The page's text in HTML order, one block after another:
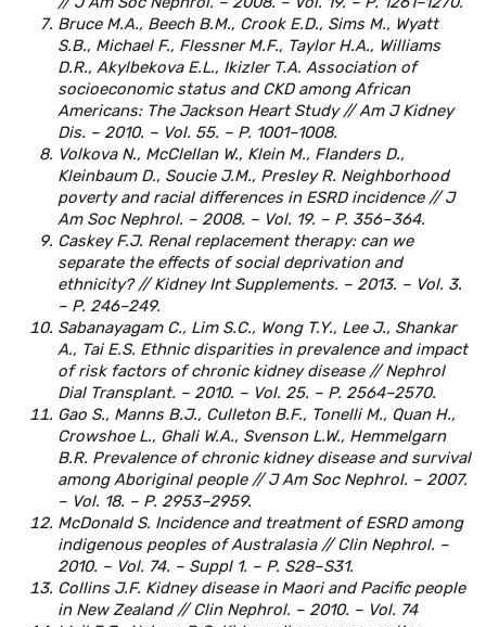
Bruce M.A., Beech B.M., Crook E.D., Sims M., Wyatt
S.B., Michael F., Flessner M.F., Taylor H.A., Williams
D.R., Akylbekova E.L., Ikizler T.A. Association of
socioeconomic status and CKD among African
Americans: The Jackson Heart Study // Am J Kidney
Dis. – 2010. – Vol. 55. – P. 1001–1008.
Volkova N., McClellan W., Klein M., Flanders D.,
Kleinbaum D., Soucie J.M., Presley R. Neighborhood
poverty and racial differences in ESRD incidence // J
Am Soc Nephrol. – 2008. – Vol. 19. – P. 356–364.
Caskey F.J. Renal replacement therapy: can we
separate the effects of social deprivation and
ethnicity? // Kidney Int Supplements. – 2013. – Vol. 3.
– P. 246–249.
Sabanayagam C., Lim S.C., Wong T.Y., Lee J., Shankar
A., Tai E.S. Ethnic disparities in prevalence and impact
of risk factors of chronic kidney disease // Nephrol
Dial Transplant. – 2010. – Vol. 25. – P. 2564–2570.
Gao S., Manns B.J., Culleton B.F., Tonelli M., Quan H.,
Crowshoe L., Ghali W.A., Svenson L.W., Hemmelgarn
B.R. Prevalence of chronic kidney disease and survival
among Aboriginal people // J Am Soc Nephrol. – 2007.
– Vol. 18. – P. 2953–2959.
McDonald S. Incidence and treatment of ESRD among
indigenous peoples of Australasia // Clin Nephrol. –
2010. – Vol. 74. – Suppl 1. – P. S28–S31.
Collins J.F. Kidney disease in Maori and Pacific people
in New Zealand // Clin Nephrol. – 2010. – Vol. 74